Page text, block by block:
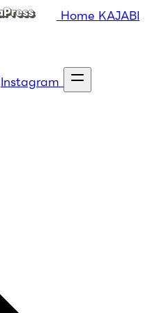
Home KAJABI
Instagram